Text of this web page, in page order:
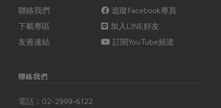
聯絡我們
下載專區
友善連結
追蹤Facebook專頁
加入LINE好友
訂閱YouTube頻道
聯絡我們
電話： 02-2999-6122